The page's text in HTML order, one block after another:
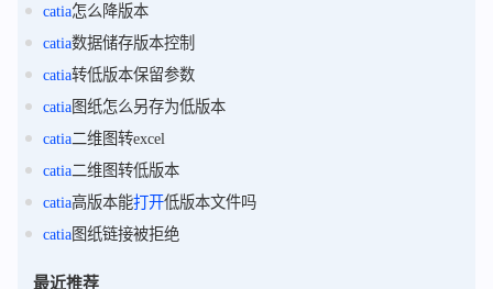
catia怎么降版本
catia数据储存版本控制
catia转低版本保留参数
catia图纸怎么另存为低版本
catia二维图转excel
catia二维图转低版本
catia高版本能打开低版本文件吗
catia图纸链接被拒绝
最近推荐